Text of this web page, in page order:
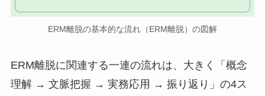
ERM離脱の基本的な流れ（ERM離脱）の図解
ERM離脱に関連する一連の流れは、大きく「概念
理解 → 文脈把握 → 実務応用 → 振り返り」の4ス